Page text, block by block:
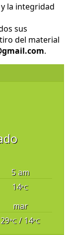
la integridad
sus
del material
.
5 am
14°C
mar
29°C/ 14°C